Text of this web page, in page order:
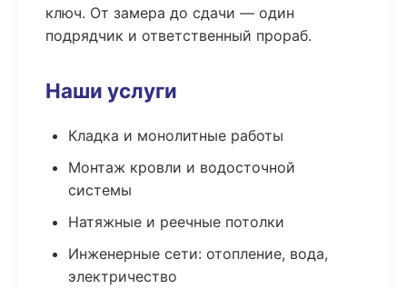
ключ. От замера до сдачи — один
подрядчик и ответственный прораб.
Наши услуги
Кладка и монолитные работы
Монтаж кровли и водосточной
системы
Натяжные и реечные потолки
Инженерные сети: отопление, вода,
электричество